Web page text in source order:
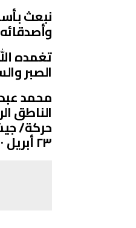
نبعث
تغمده
الصبر
محمد عبد
الناطق
حركة/
٢٣ أبريل ٢٠٢٠م